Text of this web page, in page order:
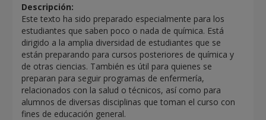
Descripción:
Este texto ha sido preparado especialmente para los
estudiantes que saben poco o nada de química. Está
dirigido a la amplia diversidad de estudiantes que se
están preparando para cursos posteriores de química y
de otras ciencias. También es útil para quienes se
preparan para seguir programas de enfermería,
relacionados con la salud o técnicos, así como para
alumnos de diversas disciplinas que toman el curso con
fines de educación general.